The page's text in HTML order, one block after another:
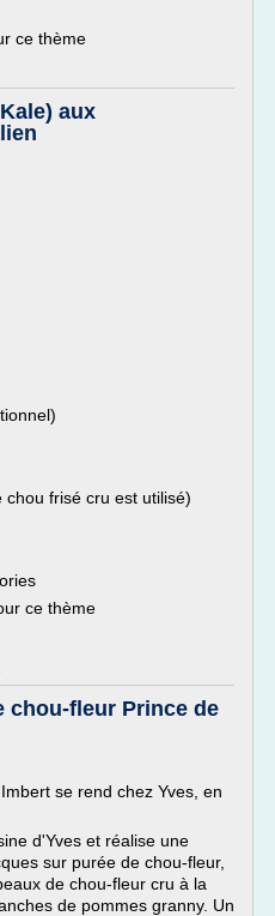
ce thème
aux
frisé cru est utilisé)
ce thème
chou-fleur Prince de
se rend chez Yves, en
d'Yves et réalise une
sur purée de chou-fleur,
de chou-fleur cru à la
de pommes granny. Un